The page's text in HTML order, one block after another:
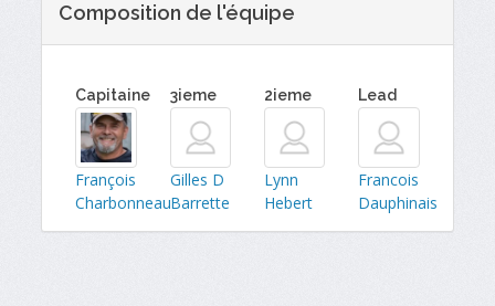
Composition de l'équipe
Capitaine
François
Charbonneau
3ieme
Gilles D
Barrette
2ieme
Lynn
Hebert
Lead
Francois
Dauphinais